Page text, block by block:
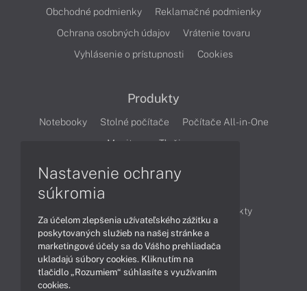
Obchodné podmienky
Reklamačné podmienky
Ochrana osobných údajov
Vrátenie tovaru
Vyhlásenie o prístupnosti
Cookies
Produkty
Notebooky Stolné počítače
Počítače All-in-One
Monitory
Tlačiarne
Produkty
Technológie
Videá
Obsah
Nastavenie ochrany
súkromia
Za účelom zlepšenia užívateľského zážitku a
poskytovaných služieb na našej stránke a
marketingové účely sa do Vášho prehliadača
ukladajú súbory cookies. Kliknutím na
tlačidlo „Rozumiem“ súhlasíte s využívaním
cookies.